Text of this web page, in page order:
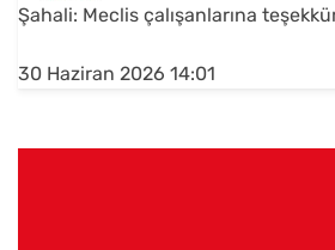
Şahali: Meclis çalışanlarına
30 Haziran 2026 14:01